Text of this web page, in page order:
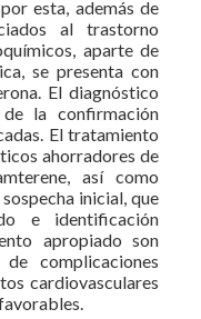
esta, además de
al trastorno
aparte de
se presenta con
El diagnóstico
la confirmación
El tratamiento
ahorradores de
así como
inicial, que
e identificación
apropiado son
complicaciones
cardiovasculares